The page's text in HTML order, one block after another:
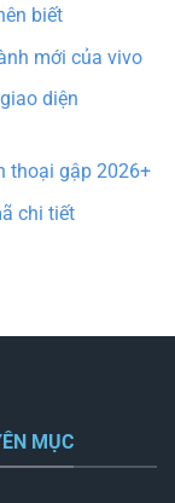
biết
mới của vivo
diện
thoại gập 2026+
chi tiết
MỤC